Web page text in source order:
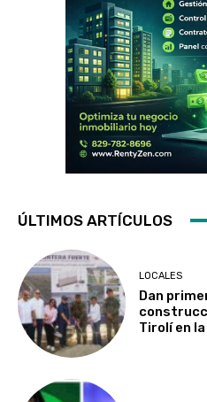
ÚLTIMOS ARTÍCULOS
LOCALES
Dan
Tirolí en